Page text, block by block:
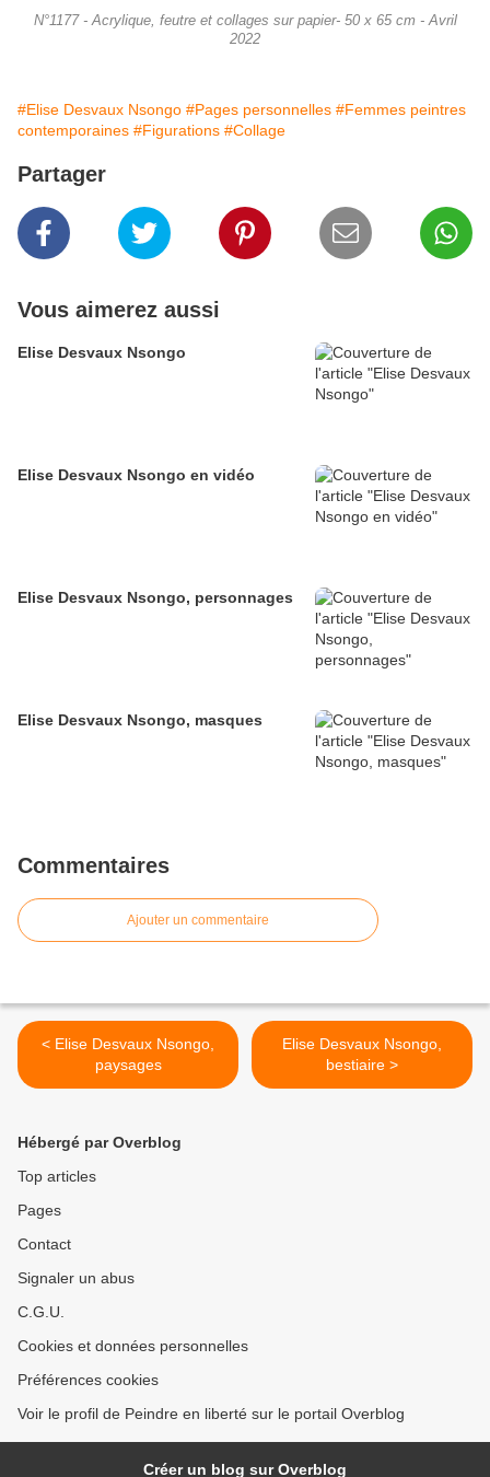
N°1177 - Acrylique, feutre et collages sur papier- 50 x 65 cm - Avril
2022
#Elise Desvaux Nsongo #Pages personnelles #Femmes peintres
contemporaines #Figurations #Collage
Partager
Vous aimerez aussi
Elise Desvaux Nsongo
Elise Desvaux Nsongo en vidéo
Elise Desvaux Nsongo, personnages
Elise Desvaux Nsongo, masques
Commentaires
Ajouter un commentaire
< Elise Desvaux Nsongo,
paysages
Elise Desvaux Nsongo,
bestiaire >
Hébergé par Overblog
Top articles
Pages
Contact
Signaler un abus
C.G.U.
Cookies et données personnelles
Préférences cookies
Voir le profil de Peindre en liberté sur le portail Overblog
Créer un blog sur Overblog